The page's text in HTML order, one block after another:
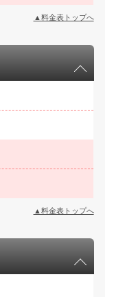
▲料金表トップへ
▲料金表トップへ